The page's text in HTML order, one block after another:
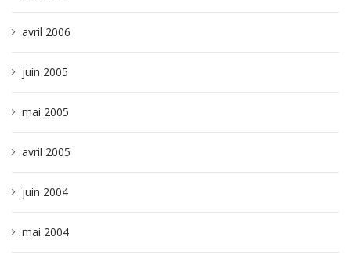
avril 2006
juin 2005
mai 2005
avril 2005
juin 2004
mai 2004